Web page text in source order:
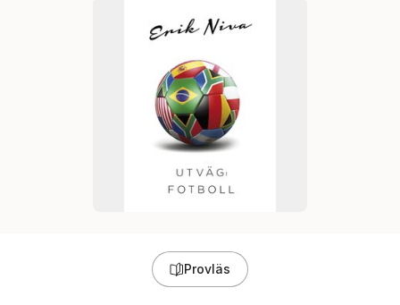
Provläs